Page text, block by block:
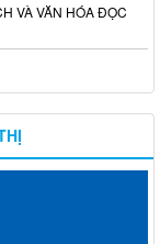
VÀ VĂN HÓA ĐỌC